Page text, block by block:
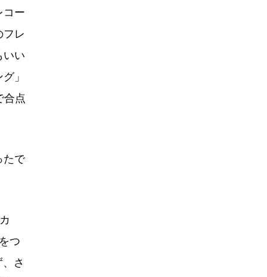
コー
フレ
いい
」
合点
たで
つ
さ